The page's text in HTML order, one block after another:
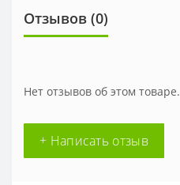
Отзывов (0)
Нет отзывов об этом товаре.
+ Написать отзыв